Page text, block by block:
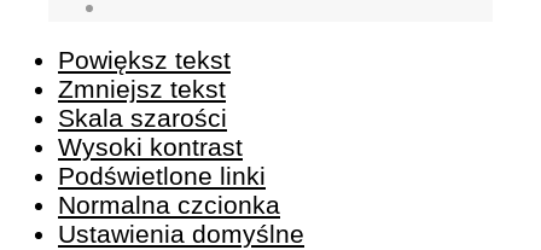
Powiększ tekst
Zmniejsz tekst
Skala szarości
Wysoki kontrast
Podświetlone linki
Normalna czcionka
Ustawienia domyślne